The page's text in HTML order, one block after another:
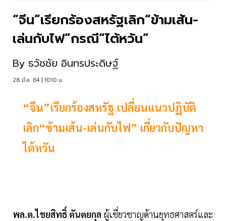
“จีน”เรียกร้องสหรัฐเลิก“ข้ามเส้น-
เล่นกับไฟ”กรณี“ไต้หวัน”
By ธวัชชัย อินทรประดิษฐ์
28 มี.ค. 64 | 10:10 น.
“จีน”เรียกร้องสหรัฐ เปลี่ยนแนวปฏิบัติ
เลิก“ข้ามเส้น-เล่นกับไฟ” เกี่ยวกับปัญหา
ไต้หวัน
พล.ต.ไชยสิทธิ์ ตันตยกุล ผู้เชี่ยวชาญด้านยุทธศาสตร์และ